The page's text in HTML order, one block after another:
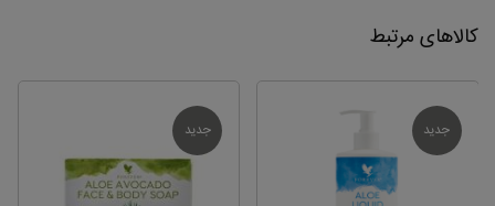
کالاهای مرتبط
جدید جدید